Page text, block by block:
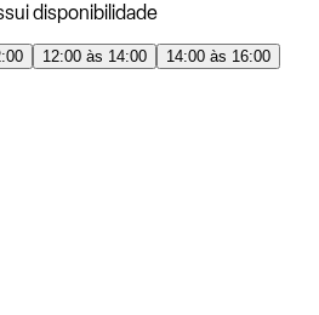
disponibilidade
12:00 às 14:00
14:00 às 16:00